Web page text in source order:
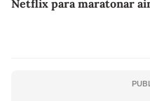
Netflix para maratonar